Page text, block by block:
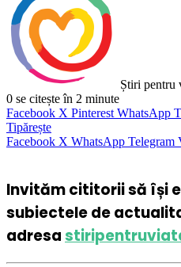
Știri pentru
0 se citește în 2 minute
Facebook X Pinterest WhatsApp
Tipărește
Facebook X WhatsApp Telegram
Invităm cititorii să își
subiectele de
adresa